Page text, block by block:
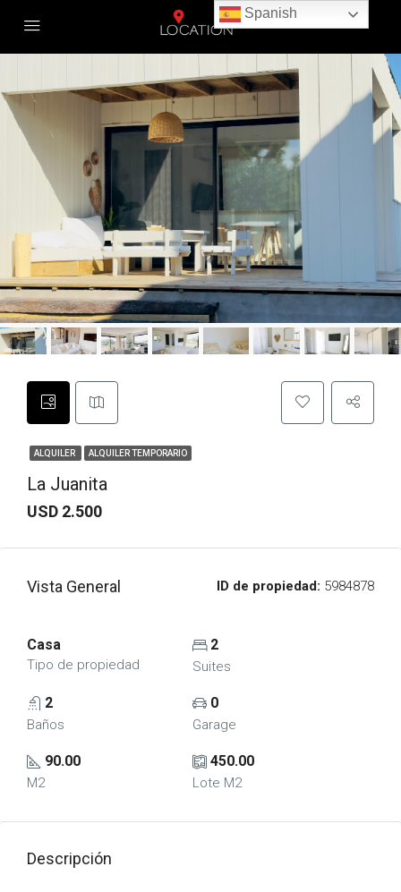
ALQUILER ALQUILER TEMPORARIO
La Juanita
USD 2.500
Vista General ID de propiedad: 5984878
Casa
Tipo de propiedad
2
Suites
2
Baños
0
Garage
90.00
M2
450.00
Lote M2
Descripción
Spanish